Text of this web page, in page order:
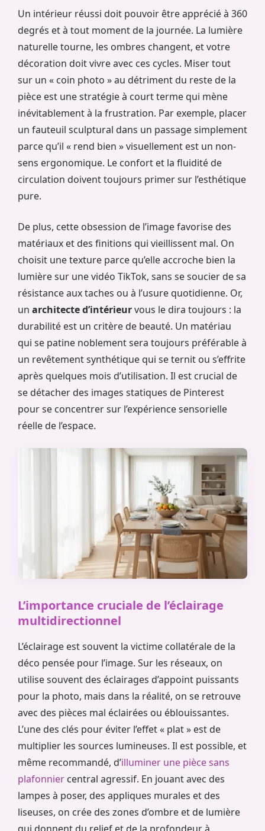
Un intérieur réussi doit pouvoir être apprécié à 360
degrés et à tout moment de la journée. La lumière
naturelle tourne, les ombres changent, et votre
décoration doit vivre avec ces cycles. Miser tout
sur un « coin photo » au détriment du reste de la
pièce est une stratégie à court terme qui mène
inévitablement à la frustration. Par exemple, placer
un fauteuil sculptural dans un passage simplement
parce qu’il « rend bien » visuellement est un non-
sens ergonomique. Le confort et la fluidité de
circulation doivent toujours primer sur l’esthétique
pure.
De plus, cette obsession de l’image favorise des
matériaux et des finitions qui vieillissent mal. On
choisit une texture parce qu’elle accroche bien la
lumière sur une vidéo TikTok, sans se soucier de sa
résistance aux taches ou à l’usure quotidienne. Or,
un architecte d’intérieurvous le dira toujours : la
durabilité est un critère de beauté. Un matériau
qui se patine noblement sera toujours préférable à
un revêtement synthétique qui se ternit ou s’effrite
après quelques mois d’utilisation. Il est crucial de
se détacher des images statiques de Pinterest
pour se concentrer sur l’expérience sensorielle
réelle de l’espace.
L’importance cruciale de l’éclairage
multidirectionnel
L’éclairage est souvent la victime collatérale de la
déco pensée pour l’image. Sur les réseaux, on
utilise souvent des éclairages d’appoint puissants
pour la photo, mais dans la réalité, on se retrouve
avec des pièces mal éclairées ou éblouissantes.
L’une des clés pour éviter l’effet « plat » est de
multiplier les sources lumineuses. Il est possible, et
même recommandé, d’illuminer une pièce sans
plafonnier central agressif. En jouant avec des
lampes à poser, des appliques murales et des
liseuses, on crée des zones d’ombre et de lumière